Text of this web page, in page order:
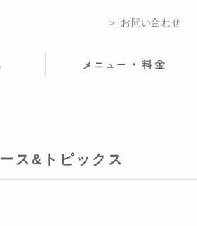
＞ お問い合わせ
ス&トピックス